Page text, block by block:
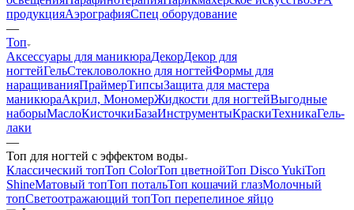
продукцияАэрографияСпец оборудование
—
Топ
Аксессуары для маникюраДекорДекор для
ногтейГельСтекловолокно для ногтейФормы для
наращиванияПраймерТипсыЗащита для мастера
маникюраАкрил, МономерЖидкости для ногтейВыгодные
наборыМаслоКисточкиБазаИнструментыКраскиТехникаГель-
лаки
—
Топ для ногтей с эффектом воды
Классический топТоп ColorТоп цветнойТоп Disco YukiТоп
ShineМатовый топТоп потальТоп кошачий глазМолочный
топСветоотражающий топТоп перепелиное яйцо